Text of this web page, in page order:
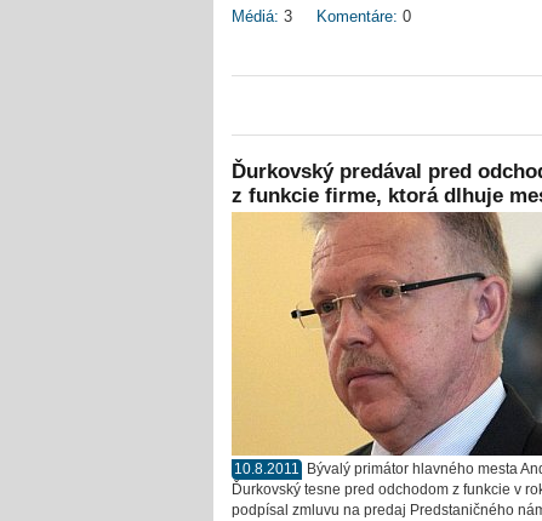
Médiá: 3 Komentáre: 0
Ďurkovský predával pred
z funkcie firme, ktorá dlhuje
10.8.2011
Bývalý primátor hlavného mesta
Ďurkovský tesne pred odchodom z funkcie v
podpísal zmluvu na predaj Predstaničného